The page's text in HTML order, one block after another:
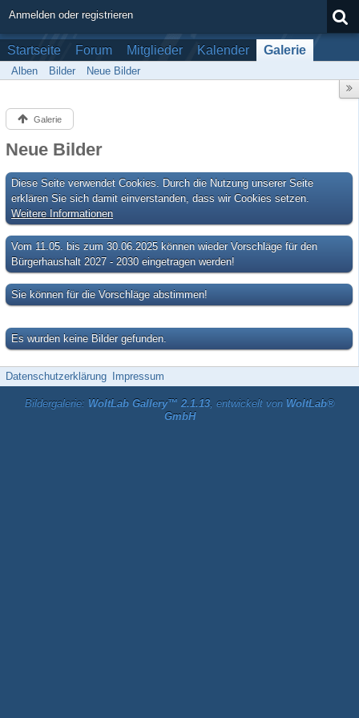
Anmelden oder registrieren
Startseite Forum Mitglieder Kalender Galerie
Alben Bilder Neue Bilder
Galerie
Neue Bilder
Diese Seite verwendet Cookies. Durch die Nutzung unserer Seite
erklären Sie sich damit einverstanden, dass wir Cookies setzen.
Weitere Informationen
Vom 11.05. bis zum 30.06.2025 können wieder Vorschläge für den
Bürgerhaushalt 2027 - 2030 eingetragen werden!
Sie können für die Vorschläge abstimmen!
Es wurden keine Bilder gefunden.
Datenschutzerklärung Impressum
Bildergalerie: WoltLab Gallery™ 2.1.13, entwickelt von WoltLab®
GmbH